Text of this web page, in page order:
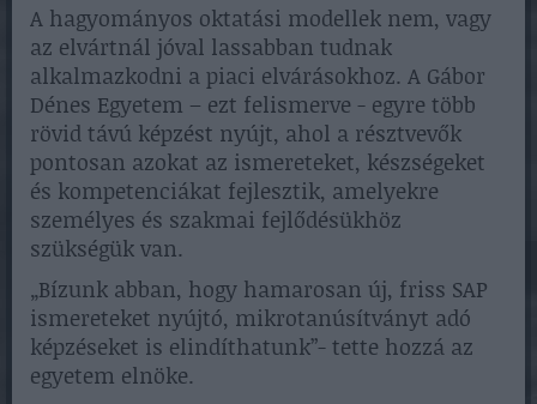
A hagyományos oktatási modellek nem, vagy
az elvártnál jóval lassabban tudnak
alkalmazkodni a piaci elvárásokhoz. A Gábor
Dénes Egyetem – ezt felismerve - egyre több
rövid távú képzést nyújt, ahol a résztvevők
pontosan azokat az ismereteket, készségeket
és kompetenciákat fejlesztik, amelyekre
személyes és szakmai fejlődésükhöz
szükségük van.
„Bízunk abban, hogy hamarosan új, friss SAP
ismereteket nyújtó, mikrotanúsítványt adó
képzéseket is elindíthatunk”- tette hozzá az
egyetem elnöke.